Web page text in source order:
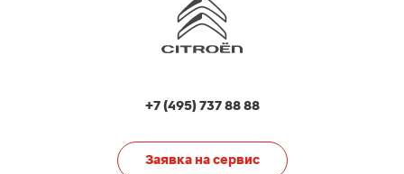
+7 (495) 737 88 88
Заявка на сервис